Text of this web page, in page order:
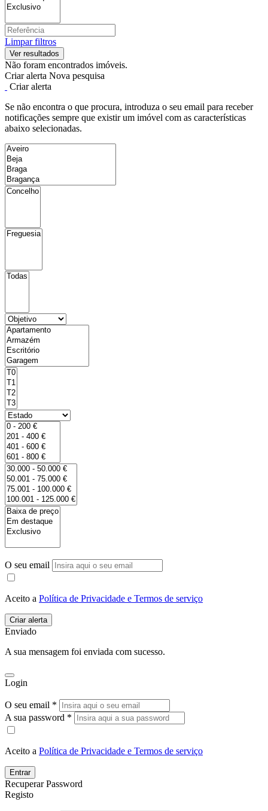
Limpar filtros
Não foram encontrados imóveis.
Criar alerta Nova pesquisa
Criar alerta
Se não encontra o que procura, introduza o seu email para receber
notificações sempre que existir um imóvel com as características
abaixo selecionadas.
O seu email
Aceito a Política de Privacidade e Termos de serviço
Enviado
A sua mensagem foi enviada com sucesso.
Login
O seu email *
A sua password *
Aceito a Política de Privacidade e Termos de serviço
Entrar
Recuperar Password
Registo